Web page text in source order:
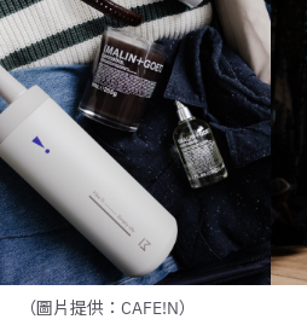
（圖片提供：CAFE!N）